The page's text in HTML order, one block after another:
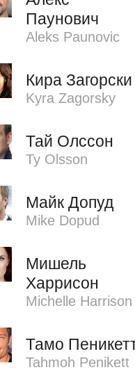
Паунович
Aleks Paunovic
Кира Загорски
Kyra Zagorsky
Тай Олссон
Ty Olsson
Майк Допуд
Mike Dopud
Мишель
Харрисон
Michelle Harrison
Тамо
Tahmoh Penikett